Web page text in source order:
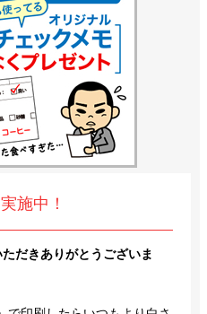
施中！
だきありがとうございま